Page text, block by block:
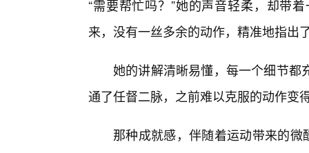
“需要帮忙吗？”她的声音轻柔，却带
来，没有一丝多余的动作，精准地指出
她的讲解清晰易懂，每一个细节都
通了任督二脉，之前难以克服的动作变
那种成就感，伴随着运动带来的